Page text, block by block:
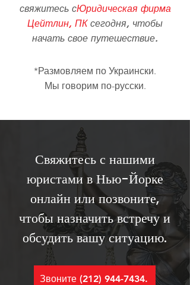
свяжитесь сЮридическая фирма
Цейтлин, ПКсегодня, чтобы
начать свое путешествие.​
*Размовляем по Украински.
Мы говорим по-русски.
Свяжитесь с нашими
юристами в Нью-Йорке
онлайн или позвоните,
чтобы назначить встречу и
обсудить вашу ситуацию.
Звоните (212) 944-7434.